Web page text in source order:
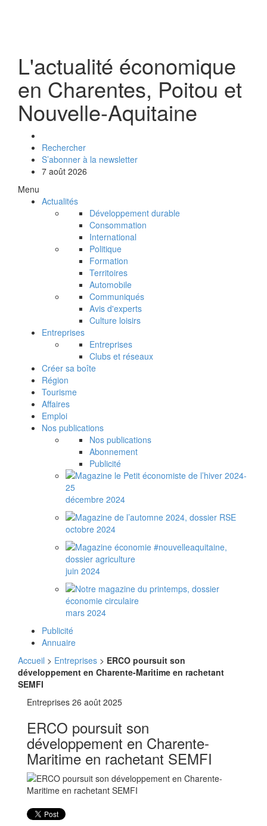
L'actualité économique
en Charentes, Poitou et
Nouvelle-Aquitaine
Rechercher
S’abonner à la newsletter
7 août 2026
Menu
Actualités
Développement durable
Consommation
International
Politique
Formation
Territoires
Automobile
Communiqués
Avis d'experts
Culture loisirs
Entreprises
Entreprises
Clubs et réseaux
Créer sa boîte
Région
Tourisme
Affaires
Emploi
Nos publications
Nos publications
Abonnement
Publicité
décembre 2024
octobre 2024
juin 2024
mars 2024
Publicité
Annuaire
Accueil > Entreprises > ERCO poursuit son
développement en Charente-Maritime en rachetant
SEMFI
Entreprises 26 août 2025
ERCO poursuit son
développement en Charente-
Maritime en rachetant SEMFI